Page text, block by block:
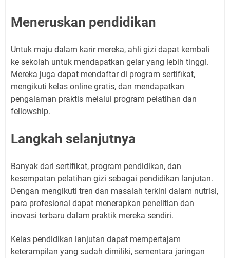
Meneruskan pendidikan
Untuk maju dalam karir mereka, ahli gizi dapat kembali
ke sekolah untuk mendapatkan gelar yang lebih tinggi.
Mereka juga dapat mendaftar di program sertifikat,
mengikuti kelas online gratis, dan mendapatkan
pengalaman praktis melalui program pelatihan dan
fellowship.
Langkah selanjutnya
Banyak dari sertifikat, program pendidikan, dan
kesempatan pelatihan gizi sebagai pendidikan lanjutan.
Dengan mengikuti tren dan masalah terkini dalam nutrisi,
para profesional dapat menerapkan penelitian dan
inovasi terbaru dalam praktik mereka sendiri.
Kelas pendidikan lanjutan dapat mempertajam
keterampilan yang sudah dimiliki, sementara jaringan